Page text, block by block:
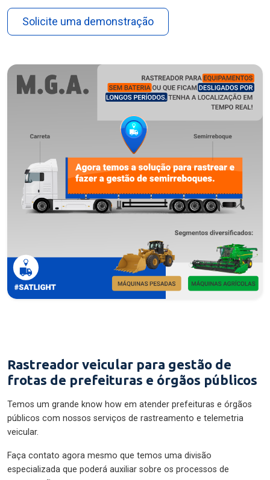
Solicite uma demonstração
Rastreador veicular para gestão de
frotas de prefeituras e órgãos públicos
Temos um grande know how em atender prefeituras e órgãos
públicos com nossos serviços de rastreamento e telemetria
veicular.
Faça contato agora mesmo que temos uma divisão
especializada que poderá auxiliar sobre os processos de